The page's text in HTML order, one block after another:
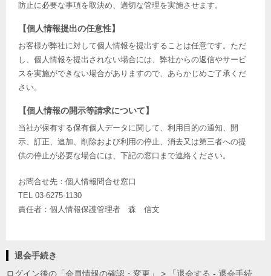
防止に必要な事項を取決め、適切な管理を実施させます。
【個人情報提出の任意性】
お客様が弊社に対して個人情報を提出することは任意です。ただ
し、個人情報を提出されない場合には、弊社からの返信やサービ
スを実施ができない場合がありますので、あらかじめご了承くだ
さい。
【個人情報の開示等請求について】
当社が保有する保有個人データに関して、利用目的の通知、開
示、訂正、追加、削除および利用の停止、消去又は第三者への提
供の停止が必要な場合には、下記の窓口まで連絡ください。
お問合せ先：個人情報問合せ窓口
TEL 03-6275-1130
責任者：個人情報保護管理者 森 信文
退会手続き
ログイン後の「会員情報の確認・変更」 > 「退会する - 退会手続